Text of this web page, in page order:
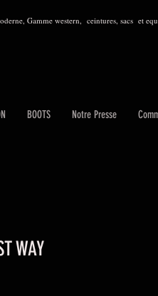
Gamme western, ceintures, sacs et
BOOTS Notre Presse
WAY